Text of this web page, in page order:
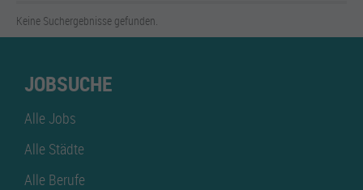
Keine Suchergebnisse gefunden.
JOBSUCHE
Alle Jobs
Alle Städte
Alle Berufe